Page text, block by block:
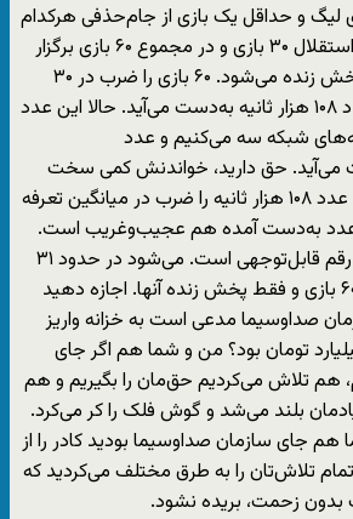
لیگ و حداقل یک بازی از جام‌حذفی هرکدام
از تیم‌های پرسپولیس و استقلال ۳۰ بازی و در مجموع ۶۰ بازی برگزار
می‌کنند که از تلویزیون پخش زنده می‌شود. ۶۰ بازی را ضرب در ۳۰
دقیقه آگهی می‌کنیم. عدد ۱۰۸ هزار ثانیه به‌دست می‌آید. حالا این عدد
شبکه سه می‌کنیم و عدد
به‌دست می‌آید. حق دارید، خواندنش کمی سخت
است. اجازه دهید این‌بار عدد ۱۰۸ هزار ثانیه را ضرب در میانگین تعرفه
عدد به‌دست آمده هم عجیب‌وغریب است.
۳۱,۷۵۲,۰۰۰,۰۰۰,۰۰۰ تومان رقم قابل‌توجهی است. می‌شود در حدود ۳۱
هزار میلیارد تومان برای ۶۰ بازی و فقط پخش زنده آنها. اجازه دهید
صداوسیما مدعی است به خزانه واریز
تومان بود؟ من و شما هم اگر جای
هم تلاش می‌کردیم حق‌مان را بگیریم و هم
بلند می‌شد و گوش فلک را کر می‌کرد.
هم جای سازمان صداوسیما بودید کادر را از
تلاش‌تان را به طرق مختلف می‌کردید که
زحمت، بریده نشود.